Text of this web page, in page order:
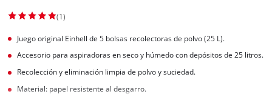
(1)
Juego original Einhell de 5 bolsas recolectoras de polvo (25 L).
Accesorio para aspiradoras en seco y húmedo con depósitos de 25 litros.
Recolección y eliminación limpia de polvo y suciedad.
Material: papel resistente al desgarro.